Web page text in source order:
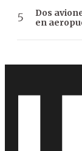
Dos
en